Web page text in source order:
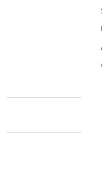
Caferağa
+90 543 345